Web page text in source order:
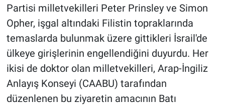
Partisi milletvekilleri Peter Prinsley ve Simon
Opher, işgal altındaki Filistin topraklarında
temaslarda bulunmak üzere gittikleri İsrail'de
ülkeye girişlerinin engellendiğini duyurdu. Her
ikisi de doktor olan milletvekilleri, Arap-İngiliz
Anlayış Konseyi (CAABU) tarafından
düzenlenen bu ziyaretin amacının Batı
Haber
İlan
Kimdir
Koronavirüs